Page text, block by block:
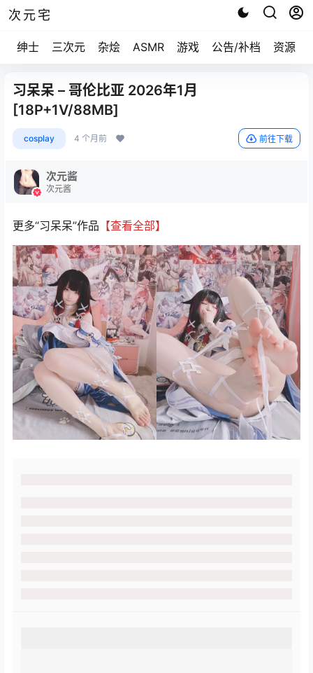
次元宅
绅士 三次元 杂烩 ASMR 游戏 公告/补档 资源求
习呆呆 – 哥伦比亚 2026年1月
[18P+1V/88MB]
cosplay 4 个月前 前往下载
次元酱
次元酱
更多“习呆呆”作品 【查看全部】